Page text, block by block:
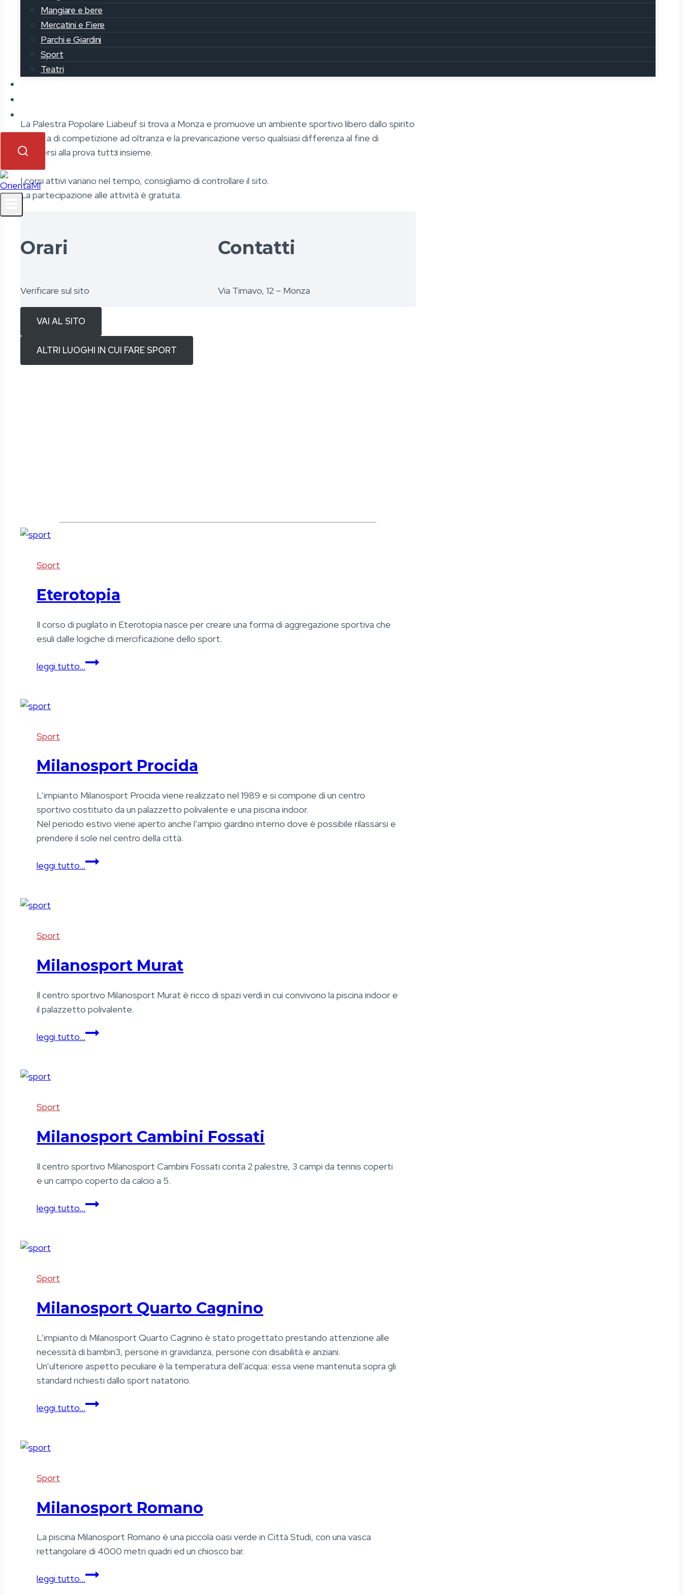
Mangiare e bere
Mercatini e Fiere
Parchi e Giardini
Sport
Teatri
La Palestra Popolare Liabeuf si trova a Monza e promuove un ambiente sportivo libero dallo spirito
egoista di competizione ad oltranza e la prevaricazione verso qualsiasi differenza al fine di
mettersi alla prova tuttз insieme.
I corsi attivi variano nel tempo, consigliamo di controllare il sito.
La partecipazione alle attività è gratuita.
Orari
Verificare sul sito
Contatti
Via Timavo, 12 – Monza
VAI AL SITO
ALTRI LUOGHI IN CUI FARE SPORT
Sport
Eterotopia
Il corso di pugilato in Eterotopia nasce per creare una forma di aggregazione sportiva che
esuli dalle logiche di mercificazione dello sport.
leggi tutto…Eterotopia
Sport
Milanosport Procida
L’impianto Milanosport Procida viene realizzato nel 1989 e si compone di un centro
sportivo costituito da un palazzetto polivalente e una piscina indoor.
Nel periodo estivo viene aperto anche l’ampio giardino interno dove è possibile rilassarsi e
prendere il sole nel centro della città.
leggi tutto…Milanosport
Sport
Milanosport Murat
Il centro sportivo Milanosport Murat è ricco di spazi verdi in cui convivono la piscina indoor e
il palazzetto polivalente.
leggi tutto…Milanosport
Sport
Milanosport Cambini Fossati
Il centro sportivo Milanosport Cambini Fossati conta 2 palestre, 3 campi da tennis coperti
e un campo coperto da calcio a 5.
leggi tutto…Milanosport
Sport
Milanosport Quarto Cagnino
L’impianto di Milanosport Quarto Cagnino è stato progettato prestando attenzione alle
necessità di bambin3, persone in gravidanza, persone con disabilità e anziani.
Un’ulteriore aspetto peculiare è la temperatura dell’acqua: essa viene mantenuta sopra gli
standard richiesti dallo sport natatorio.
leggi tutto…Milanosport
Sport
Milanosport Romano
La piscina Milanosport Romano è una piccola oasi verde in Città Studi, con una vasca
rettangolare di 4000 metri quadri ed un chiosco bar.
leggi tutto…Milanosport